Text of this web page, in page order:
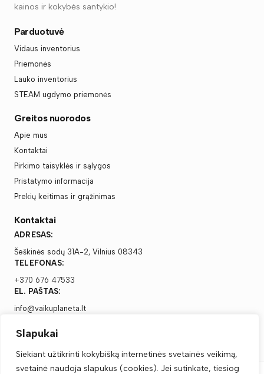
Slapukai
Siekiant užtikrinti kokybišką internetinės svetainės veikimą,
svetainė naudoja slapukus (cookies). Jei sutinkate, tiesiog
kainos ir kokybės santykio!
Parduotuvė
Vidaus inventorius
Priemonės
Lauko inventorius
STEAM ugdymo priemonės
Greitos nuorodos
Apie mus
Kontaktai
Pirkimo taisyklės ir sąlygos
Pristatymo informacija
Prekių keitimas ir grąžinimas
Kontaktai
ADRESAS:
Šeškinės sodų 31A-2, Vilnius 08343
TELEFONAS:
+370 676 47533
EL. PAŠTAS:
info@vaikuplaneta.lt